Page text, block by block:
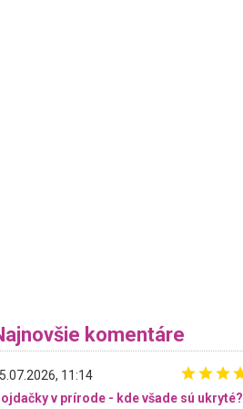
komentáre
11:14
v prírode - kde všade sú ukryté?